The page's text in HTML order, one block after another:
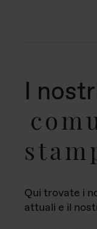
I
Qui trovate i
attuali e il